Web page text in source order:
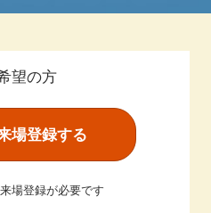
望の方
場登録する
場登録が必要です